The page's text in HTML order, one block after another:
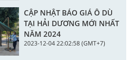
CẬP NHẬT BÁO GIÁ Ô DÙ
TẠI HẢI DƯƠNG MỚI NHẤT
NĂM 2024
2023-12-04 22:02:58 (GMT+7)